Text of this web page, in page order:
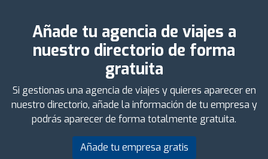
Añade tu agencia de viajes a
nuestro directorio de forma
gratuita
Si gestionas una agencia de viajes y quieres aparecer en
nuestro directorio, añade la información de tu empresa y
podrás aparecer de forma totalmente gratuita.
Añade tu empresa gratis